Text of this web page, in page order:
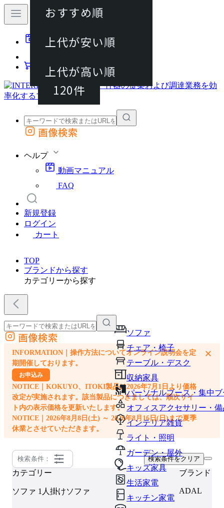
動画マニュアル
カート
外部サイトの商品をカートに追加
画像検索
ヘルプ
動画マニュアル
FAQ
新規登録
ログイン
カート
TOP
ブランドから探す
カテゴリーから探す
ソファ
チェア・椅子
テーブル・デスク
収納家具
パーソナルブース・集中
オフィスアクセサリー・備
インテリア雑貨
ライト・照明
ガーデン・屋外
キッズ家具
生活家電
キッチン家電
外部サイトの商品をカートに追加
他のサイトで見つけた商品ページのURLを貼り付けて、カートに追加できます
画像検索
INFORMATION｜操作方法についてオンライン説明会を定
期開催しております。
お申込み
NOTICE｜KOKUYO、ITOKI製品は2026年7月1日より価格
改定が実施されます。該当製品につきましては、順次サイ
ト内の表示価格を更新いたします。
NOTICE｜2026年8月8日(土) ～ 2026年8月16日(日)まで夏季
休業とさせていただきます。
×
検索条件： 検索条件をクリア
カテゴリー
ソファ 1人掛けソファ
ブランド
ADAL
120件
おすすめ順
上代が安い順
上代が高い順